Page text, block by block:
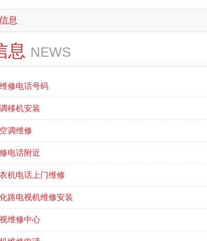
息
息 NEWS
修电话号码
移机安装
调维修
电话附近
机电话上门维修
路电视机维修安装
维修中心